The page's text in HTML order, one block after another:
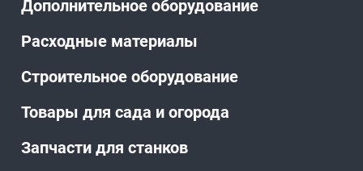
Дополнительное оборудование
Расходные материалы
Строительное оборудование
Товары для сада и огорода
Запчасти для станков